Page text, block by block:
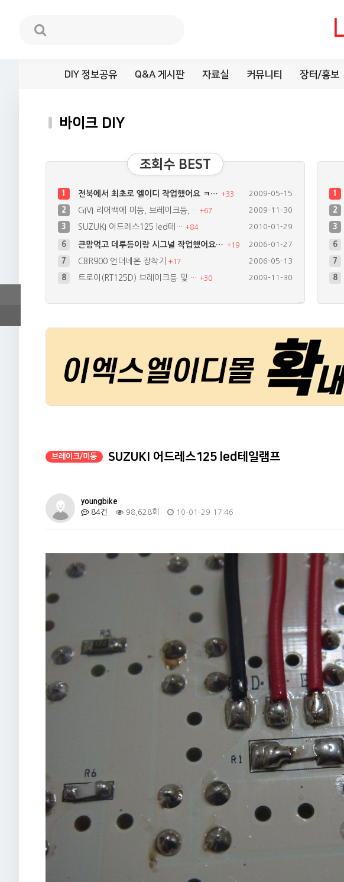
DIY 정보공유 Q&A 게시판 자료실 커뮤니티 장터/홍보
바이크 DIY
조회수 BEST
7 CBR900 언더네온 장착기+ 17 2006-05-13
8 트로이(RT125D) 브레이크등 및 … 2009-11-30
9 써지보호회로 자작+15 2007-04-26
5 세상 하나뿐이 바이크? 가장 비싼 ^…+19 2007-02-05
2006-01-27
1 전북에서 최초로 엘이디 작업했어요 ㅋ… +33 2009-05-15
2 GIVI 리어백에 미등, 브레이크등,… +67 2009-11-30
3 SUZUKI 어드레스125 led테… +84 2010-01-29
7
8
9
5
1
2
3
브레이크/미등 SUZUKI 어드레스125 led테일램프
youngbike
84건
98,628회 10-01-29 17:46